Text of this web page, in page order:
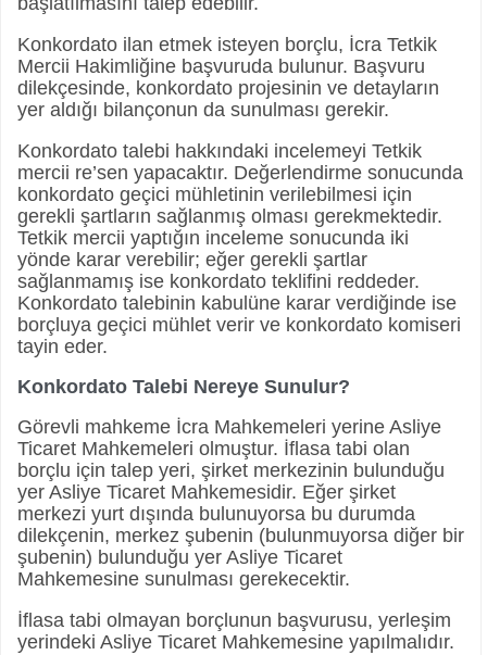
Konkordato ilan etmek isteyen borçlu, İcra Tetkik
Mercii Hakimliğine başvuruda bulunur. Başvuru
dilekçesinde, konkordato projesinin ve detayların
yer aldığı bilançonun da sunulması gerekir.
Konkordato talebi hakkındaki incelemeyi Tetkik
mercii re’sen yapacaktır. Değerlendirme sonucunda
konkordato geçici mühletinin verilebilmesi için
gerekli şartların sağlanmış olması gerekmektedir.
Tetkik mercii yaptığın inceleme sonucunda iki
yönde karar verebilir; eğer gerekli şartlar
sağlanmamış ise konkordato teklifini reddeder.
Konkordato talebinin kabulüne karar verdiğinde ise
borçluya geçici mühlet verir ve konkordato komiseri
tayin eder.
Konkordato Talebi Nereye Sunulur?
Görevli mahkeme İcra Mahkemeleri yerine Asliye
Ticaret Mahkemeleri olmuştur. İflasa tabi olan
borçlu için talep yeri, şirket merkezinin bulunduğu
yer Asliye Ticaret Mahkemesidir. Eğer şirket
merkezi yurt dışında bulunuyorsa bu durumda
dilekçenin, merkez şubenin (bulunmuyorsa diğer bir
şubenin) bulunduğu yer Asliye Ticaret
Mahkemesine sunulması gerekecektir.
İflasa tabi olmayan borçlunun başvurusu, yerleşim
yerindeki Asliye Ticaret Mahkemesine yapılmalıdır.